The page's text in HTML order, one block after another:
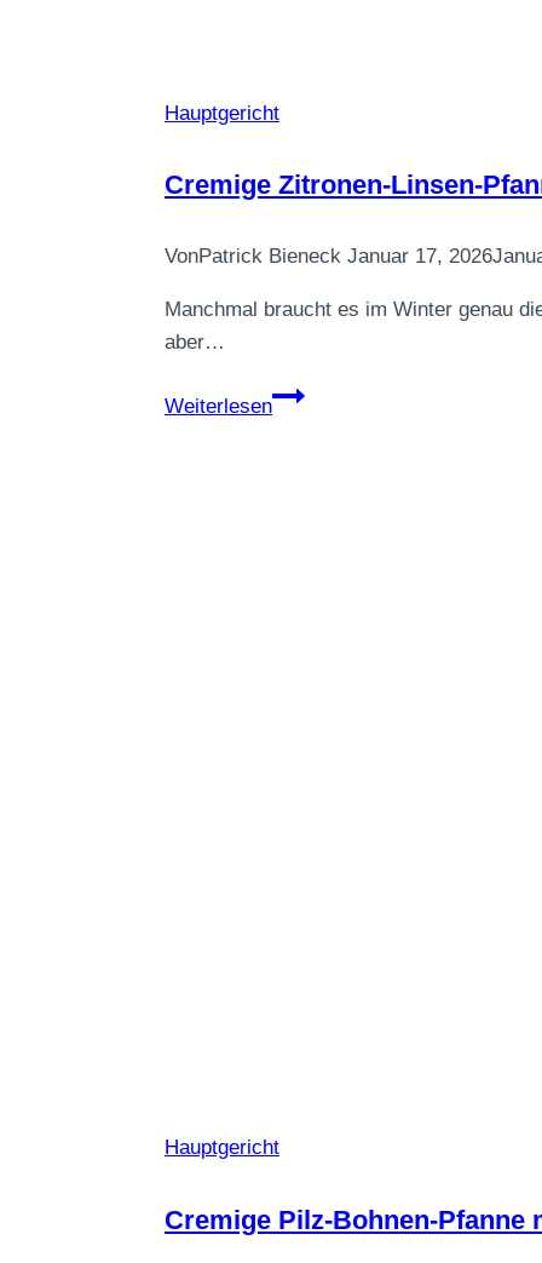
Hauptgericht
Cremige Zitronen-Linsen-
VonPatrick Bieneck Januar 17, 2026
Manchmal braucht es im Winter genau
aber…
Weiterlesen
Cremige
Hauptgericht
Cremige Pilz-Bohnen-Pfanne